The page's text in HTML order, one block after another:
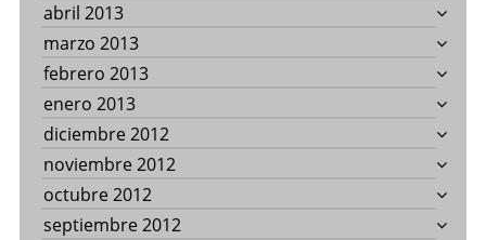
abril 2013
marzo 2013
febrero 2013
enero 2013
diciembre 2012
noviembre 2012
octubre 2012
septiembre 2012